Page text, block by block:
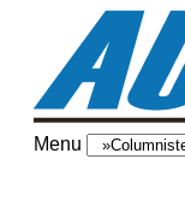
Menu